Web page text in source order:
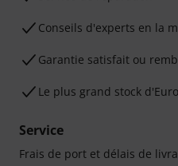
Conseils d'experts en la
Garantie satisfait ou
Le plus grand stock
Service
Frais de port et délais de